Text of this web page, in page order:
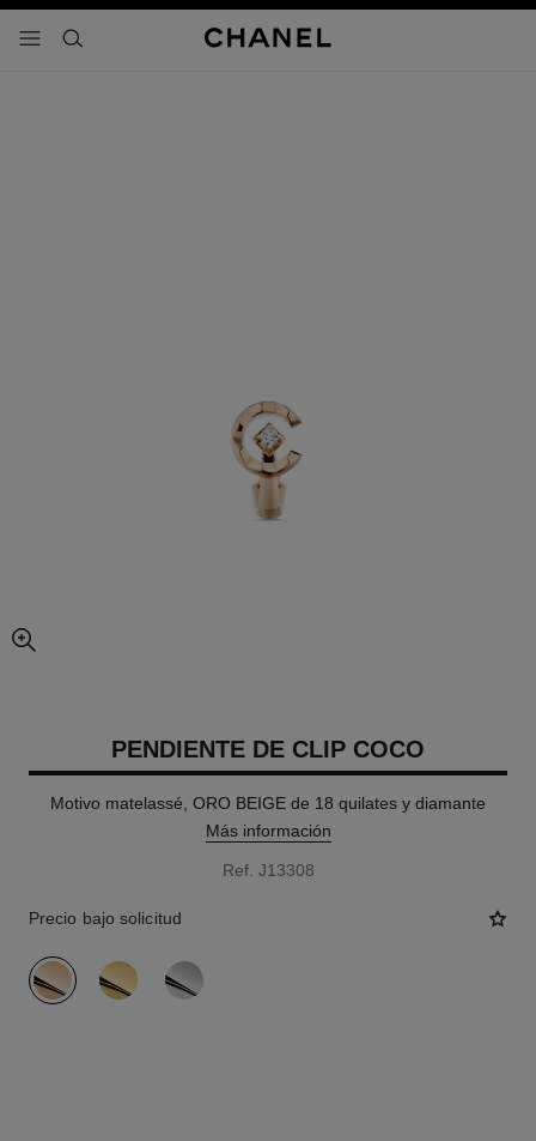
- navegación principal
buscar
imagen agrandada
PENDIENTE DE CLIP COCO
Motivo matelassé, ORO BEIGE de 18 quilates y diamante
Más información
Ref. J13308
Precio bajo solicitud
variante (3)